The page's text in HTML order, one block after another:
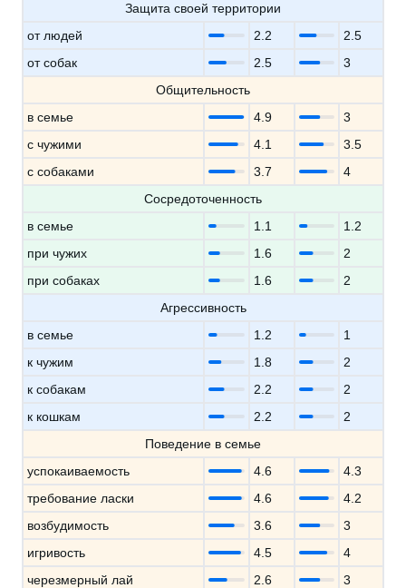
Защита своей территории
от людей
2.2
2.5
от собак
2.5
3
Общительность
в семье
4.9
3
с чужими
4.1
3.5
с собаками
3.7
4
Сосредоточенность
в семье
1.1
1.2
при чужих
1.6
2
при собаках
1.6
2
Агрессивность
в семье
1.2
1
к чужим
1.8
2
к собакам
2.2
2
к кошкам
2.2
2
Поведение в семье
успокаиваемость
4.6
4.3
требование ласки
4.6
4.2
возбудимость
3.6
3
игривость
4.5
4
черезмерный лай
2.6
3